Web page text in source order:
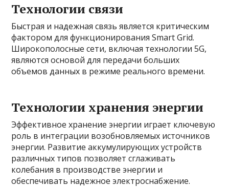
Технологии связи
Быстрая и надежная связь является критическим
фактором для функционирования Smart Grid.
Широкополосные сети, включая технологии 5G,
являются основой для передачи больших
объемов данных в режиме реального времени.
Технологии хранения энергии
Эффективное хранение энергии играет ключевую
роль в интеграции возобновляемых источников
энергии. Развитие аккумулирующих устройств
различных типов позволяет сглаживать
колебания в производстве энергии и
обеспечивать надежное электроснабжение.